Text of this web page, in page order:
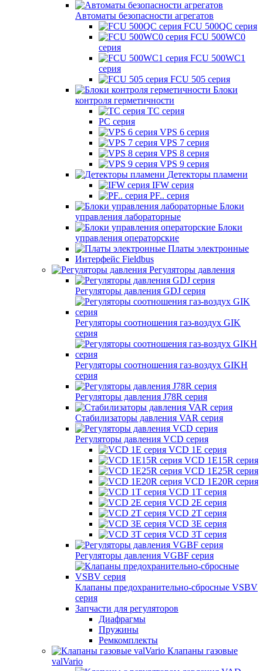
Автоматы безопасности агрегатов
FCU 500QC серия
FCU 500WC0
серия
FCU 500WC1
серия
FCU 505 серия
Блоки
контроля герметичности
TC серия
PC серия
VPS 6 серия
VPS 7 серия
VPS 8 серия
VPS 9 серия
Детекторы пламени
IFW серия
PF.. серия
Блоки
управления лабораторные
Блоки
управления операторские
Платы электронные
Интерфейс Fieldbus
Регуляторы давления
Регуляторы давления GDJ серия
Регуляторы соотношения газ-воздух GIK
серия
Регуляторы соотношения газ-воздух GIKH
серия
Регуляторы давления J78R серия
Стабилизаторы давления VAR серия
Регуляторы давления VCD серия
VCD 1E серия
VCD 1E15R серия
VCD 1E25R серия
VCD 1E20R серия
VCD 1T серия
VCD 2E серия
VCD 2T серия
VCD 3E серия
VCD 3T серия
Регуляторы давления VGBF серия
Клапаны предохранительно-сбросные VSBV
серия
Запчасти для регуляторов
Диафрагмы
Пружины
Ремкомплекты
Клапаны газовые
valVario